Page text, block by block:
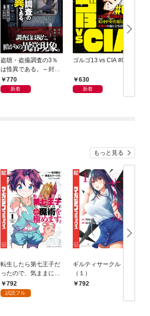
盗聴・盗撮調査の3％
は怪異である。～封印
されしもの～
770
新着
ゴルゴ13 vs CIA #01
630
新着
もっと見る
転生したら第七王子だ
ったので、気ままに魔
術を極めます（１）
792
試読フル
ギルティサークル
（１）
792